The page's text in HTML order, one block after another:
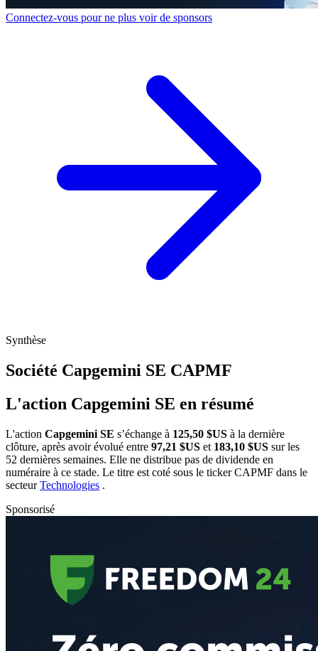
Connectez-vous pour ne plus voir de sponsors
Synthèse
Société Capgemini SE CAPMF
L'action Capgemini SE en résumé
L'action Capgemini SE s’échange à 125,50 $US à la dernière
clôture, après avoir évolué entre 97,21 $US et 183,10 $US sur les
52 dernières semaines. Elle ne distribue pas de dividende en
numéraire à ce stade. Le titre est coté sous le tickerCAPMF dans le
secteurTechnologies .
Sponsorisé